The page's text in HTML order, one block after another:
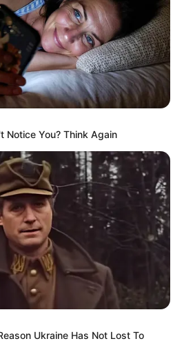
Notice You? Think Again
Ukraine Has Not Lost To